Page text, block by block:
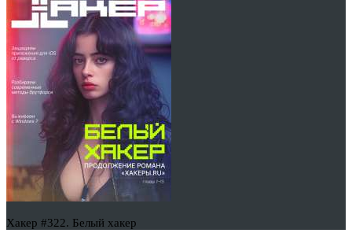
Хакер #322. Белый хакер